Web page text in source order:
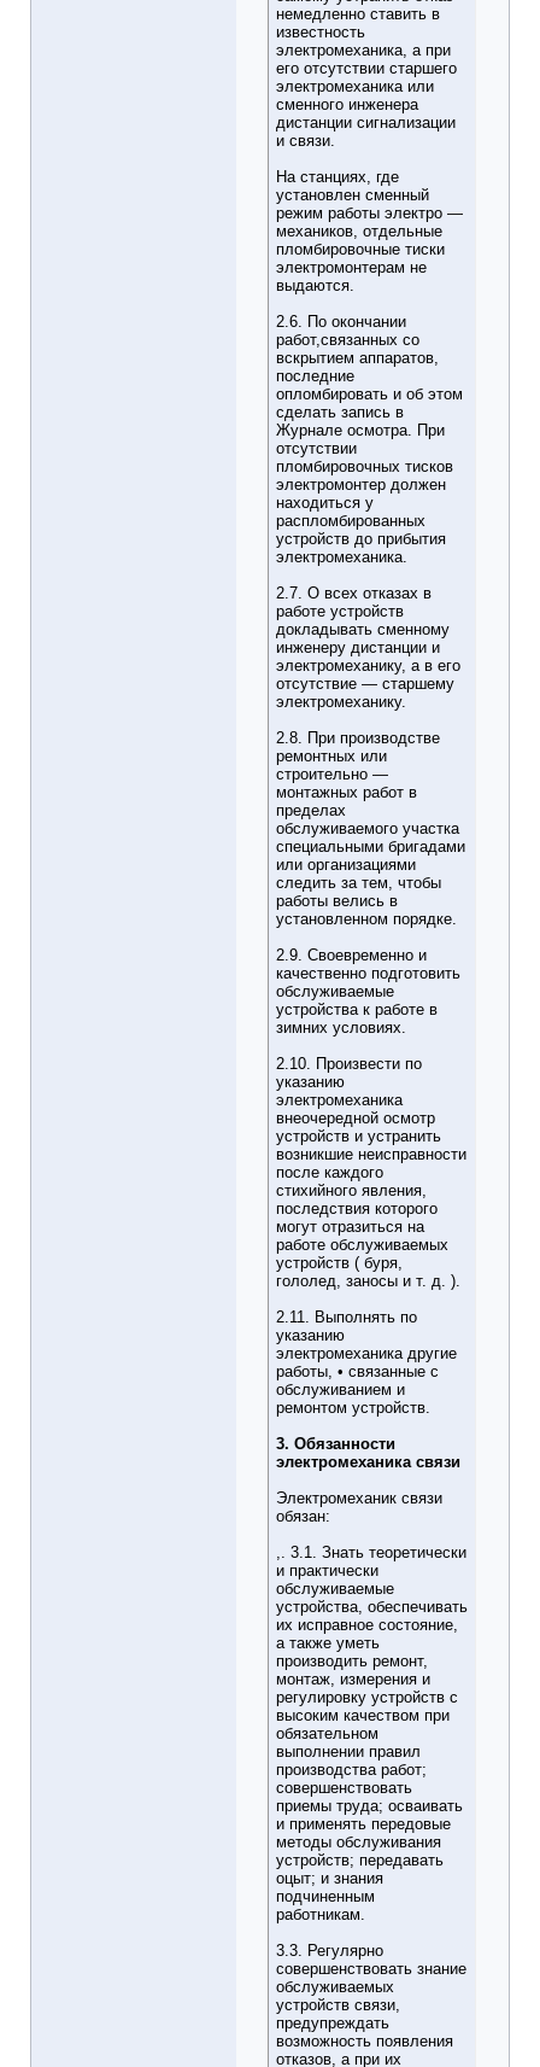
немедленно ставить в
известность
электромеханика, а при
его отсутствии старшего
электромеханика или
сменного инженера
дистанции сигнализации
и связи.
На станциях, где
установлен сменный
режим работы электро —
механиков, отдельные
пломбировочные тиски
электромонтерам не
выдаются.
2.6. По окончании
работ,связанных со
вскрытием аппаратов,
последние
опломбировать и об этом
сделать запись в
Журнале осмотра. При
отсутствии
пломбировочных тисков
электромонтер должен
находиться у
распломбированных
устройств до прибытия
электромеханика.
2.7. О всех отказах в
работе устройств
докладывать сменному
инженеру дистанции и
электромеханику, а в его
отсутствие — старшему
электромеханику.
2.8. При производстве
ремонтных или
строительно —
монтажных работ в
пределах
обслуживаемого участка
специальными бригадами
или организациями
следить за тем, чтобы
работы велись в
установленном порядке.
2.9. Своевременно и
качественно подготовить
обслуживаемые
устройства к работе в
зимних условиях.
2.10. Произвести по
указанию
электромеханика
внеочередной осмотр
устройств и устранить
возникшие неисправности
после каждого
стихийного явления,
последствия которого
могут отразиться на
работе обслуживаемых
устройств ( буря,
гололед, заносы и т. д. ).
2.11. Выполнять по
указанию
электромеханика другие
работы, • связанные с
обслуживанием и
ремонтом устройств.
3. Обязанности
электромеханика связи
Электромеханик связи
обязан:
,. 3.1. Знать теоретически
и практически
обслуживаемые
устройства, обеспечивать
их исправное состояние,
а также уметь
производить ремонт,
монтаж, измерения и
регулировку устройств с
высоким качеством при
обязательном
выполнении правил
производства работ;
совершенствовать
приемы труда; осваивать
и применять передовые
методы обслуживания
устройств; передавать
оцыт; и знания
подчиненным
работникам.
3.3. Регулярно
совершенствовать знание
обслуживаемых
устройств связи,
предупреждать
возможность появления
отказов, а при их